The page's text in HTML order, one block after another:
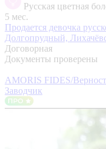
Русская цветная
5 мес.
Продается девочка
Долгопрудный,
Договорная
Документы проверены
AMORIS FIDES/
Заводчик